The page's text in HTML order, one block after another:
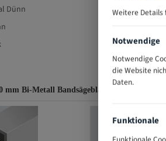
Dünn
Bi-Metall Bandsägeblätter
Weitere Details
Notwendige
Notwendige
die Website
Daten.
Funktionale